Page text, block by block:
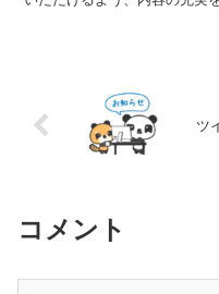
ツ
コメント